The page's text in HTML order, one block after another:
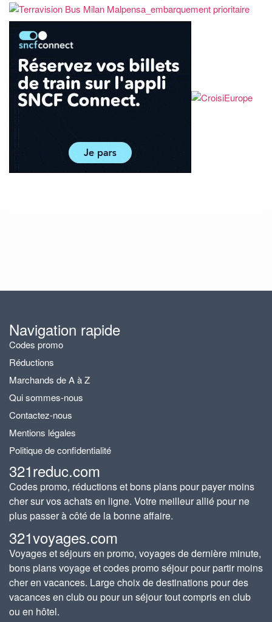
Navigation rapide
Codes promo
Réductions
Marchands de A à Z
Qui sommes-nous
Contactez-nous
Mentions légales
Politique de confidentialité
321reduc.com
Codes promo, réductions et bons plans pour payer moins
cher sur vos achats en ligne. Votre meilleur allié pour ne
plus passer à côté de la bonne affaire.
321voyages.com
Voyages et séjours en promo, voyages de dernière minute,
bons plans voyage et codes promo séjour pour partir moins
cher en vacances. Large choix de destinations pour des
vacances en club ou pour un séjour tout compris en club
ou en hôtel.